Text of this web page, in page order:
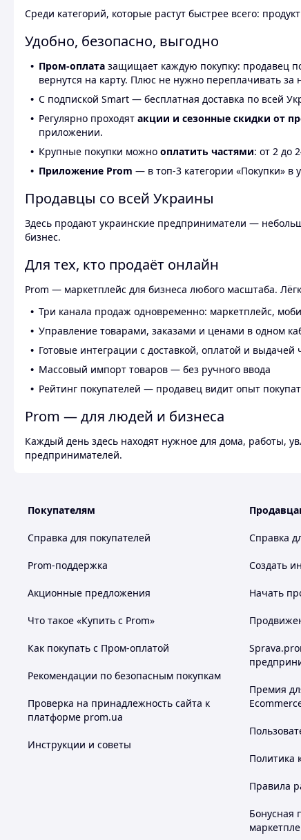
Среди категорий, которые растут быстрее всего:
Удобно, безопасно, выгодно
Пром-оплата защищает каждую покупку: продавец
вернутся на карту. Плюс не нужно переплачивать
С подпиской Smart — бесплатная доставка по всей
Регулярно проходят акции и сезонные скидки от
приложении.
Крупные покупки можно оплатить частями: от 2 до
Приложение Prom — в топ-3 категории «Покупки» в
Продавцы со всей Украины
Здесь продают украинские предприниматели —
бизнес.
Для тех, кто продаёт онлайн
Prom — маркетплейс для бизнеса любого масштаба.
Три канала продаж одновременно: маркетплейс,
Управление товарами, заказами и ценами в одном
Готовые интеграции с доставкой, оплатой и выдачей
Массовый импорт товаров — без ручного ввода
Рейтинг покупателей — продавец видит опыт
Prom — для людей и бизнеса
Каждый день здесь находят нужное для дома, работы,
предпринимателей.
Покупателям
Справка для покупателей
Prom-поддержка
Акционные предложения
Что такое «Купить с Prom»
Как покупать с Пром-оплатой
Рекомендации по безопасным покупкам
Проверка на принадлежность сайта к
платформе prom.ua
Инструкции и советы
Справка
Создать
Начать
Премия
Политика
Правила
Бонусная